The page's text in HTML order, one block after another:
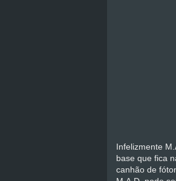
Infelizmente
base que fica
canhão de